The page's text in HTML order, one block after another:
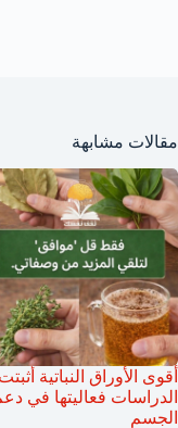
مقالات مشابهة
أقوى الأوراق النباتية أثبتت
الدراسات فعاليتها في
الجسم